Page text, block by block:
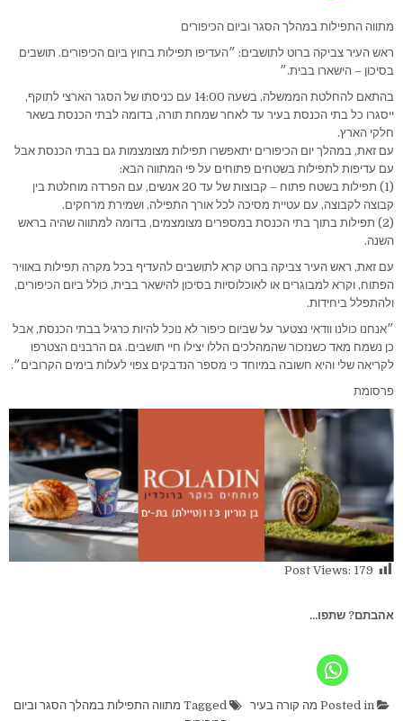
מתווה התפילות במהלך הסגר וביום הכיפורים
ראש העיר צביקה ברוט לתושבים: ״העדיפו תפילות בחוץ ביום הכיפורים. תושבים
בסיכון – הישארו בבית.״
בהתאם להחלטת הממשלה, בשעה 14:00 עם כניסתו של הסגר הארצי לתוקף,
ייסגרו כל בתי הכנסת בעיר עד לאחר שמחת תורה, בדומה לבתי הכנסת בשאר
חלקי הארץ.
עם זאת, במהלך יום הכיפורים יתאפשרו תפילות מצומצמות גם בבתי הכנסת אבל
עם עדיפות לתפילות בשטחים פתוחים על פי המתווה הבא:
(1) תפילות בשטח פתוח – קבוצות של עד 20 אנשים, עם הפרדה מוחלטת בין
קבוצה לקבוצה, עם עטיית מסיכה לכל אורך התפילה, ושמירת מרחקים.
(2) תפילות בתוך בתי הכנסת במספרים מצומצמים, בדומה למתווה שהיה בראש
השנה.
עם זאת, ראש העיר צביקה ברוט קרא לתושבים להעדיף בכל מקרה תפילות באוויר
הפתוח, וקרא למבוגרים או לאוכלוסיות בסיכון להישאר בבית, כולל ביום הכיפורים,
ולהתפלל ביחידות.
״אנחנו כולנו וודאי נצטער על שביום כיפור לא נוכל להיות כרגיל בבתי הכנסת, אבל
כן נשמח מאד כשנזכור שהמהלכים הללו יצילו חיי תושבים. גם הרבנים הצטרפו
לקריאה שלי והיא חשובה במיוחד כי מספר הנדבקים צפוי לעלות בימים הקרובים״.
פרסומת
Post Views: 179
אהבתם? שתפו...
מה קורה בעיר
מתווה התפילות במהלך הסגר וביום